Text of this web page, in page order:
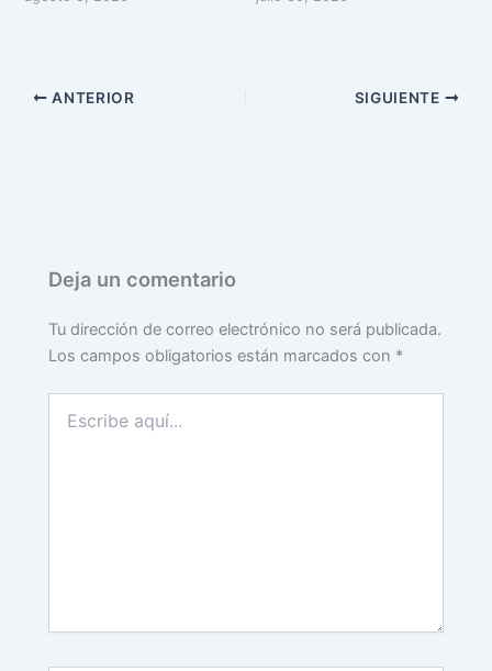
ANTERIOR SIGUIENTE
Deja un comentario
Tu dirección de correo electrónico no será publicada.
Los campos obligatorios están marcados con *
aquí...